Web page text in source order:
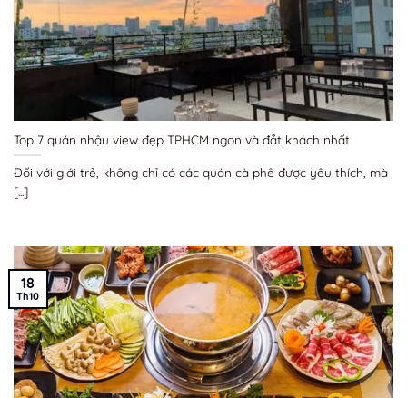
Top 7 quán nhậu view đẹp TPHCM ngon và đắt khách nhất
Đối với giới trẻ, không chỉ có các quán cà phê được yêu thích, mà
[...]
18
Th10